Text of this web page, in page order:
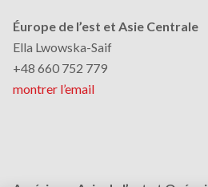
Éurope de l’est et Asie Centrale
Ella Lwowska-Saif
+48 660 752 779
montrer l’email